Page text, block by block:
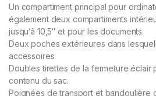
Un compartiment principal pour
également deux compartiments
jusqu’à 10,5″ et pour les documents.
Deux poches extérieures dans
accessoires.
Doubles tirettes de la fermeture éclair
contenu du sac.
Poignées de transport et bandoulière